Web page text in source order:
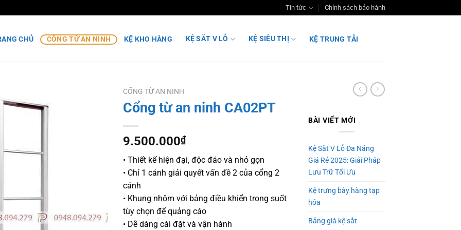
Tin tức Chính sách bảo hành
CHỦ CỔNG TỪ AN NINH KỆ KHO HÀNG KỆ SẮT V LỖ KỆ SIÊU THỊ KỆ TRUNG TẢI
CỔNG TỪ AN NINH
Cổng từ an ninh CA02PT
9.500.000₫
• Thiết kế hiện đại, độc đáo và nhỏ gọn
• Chỉ 1 cánh giải quyết vấn đề 2 của cổng 2
cánh
• Khung nhôm với bảng điều khiển trong suốt
tùy chọn để quảng cáo
• Dễ dàng cài đặt và vận hành
BÀI VIẾT MỚI
Kệ Sắt V Lỗ Đa Năng
Giá Rẻ 2025: Giải Pháp
Lưu Trữ Tối Ưu
Kệ trưng bày hàng tạp
hóa
Bảng giá kệ sắt